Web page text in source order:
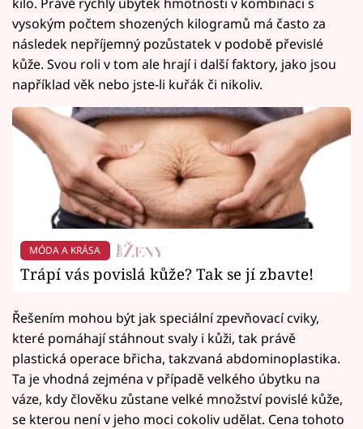
vysokým počtem shozených kilogramů má často za
následek nepříjemný pozůstatek v podobě převislé
kůže. Svou roli v tom ale hrají i další faktory, jako jsou
například věk nebo jste-li kuřák či nikoliv.
MÓDA A KRÁSA
Trápí vás povislá kůže? Tak se jí zbavte!
Řešením mohou být jak speciální zpevňovací cviky,
které pomáhají stáhnout svaly i kůži, tak právě
plastická operace břicha, takzvaná abdominoplastika.
Ta je vhodná zejména v případě velkého úbytku na
váze, kdy člověku zůstane velké množství povislé kůže,
se kterou není v jeho moci cokoliv udělat. Cena tohoto